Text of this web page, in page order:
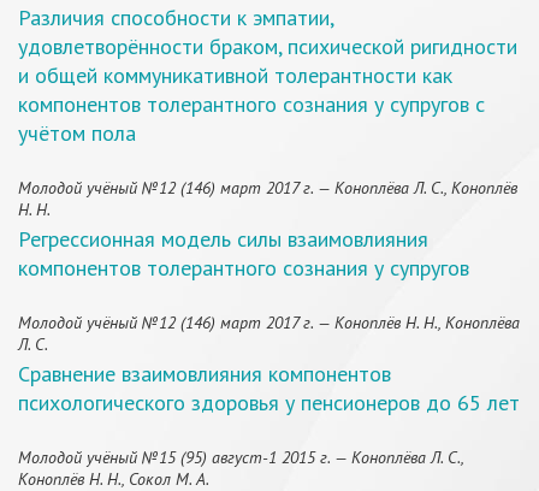
Различия способности к эмпатии,
удовлетворённости браком, психической ригидности
и общей коммуникативной толерантности как
компонентов толерантного сознания у супругов с
учётом пола
Молодой учёный №12 (146) март 2017 г. — Коноплёва Л. С., Коноплёв
Н. Н.
Регрессионная модель силы взаимовлияния
компонентов толерантного сознания у супругов
Молодой учёный №12 (146) март 2017 г. — Коноплёв Н. Н., Коноплёва
Л. С.
Сравнение взаимовлияния компонентов
психологического здоровья у пенсионеров до 65 лет
Молодой учёный №15 (95) август-1 2015 г. — Коноплёва Л. С.,
Коноплёв Н. Н., Сокол М. А.